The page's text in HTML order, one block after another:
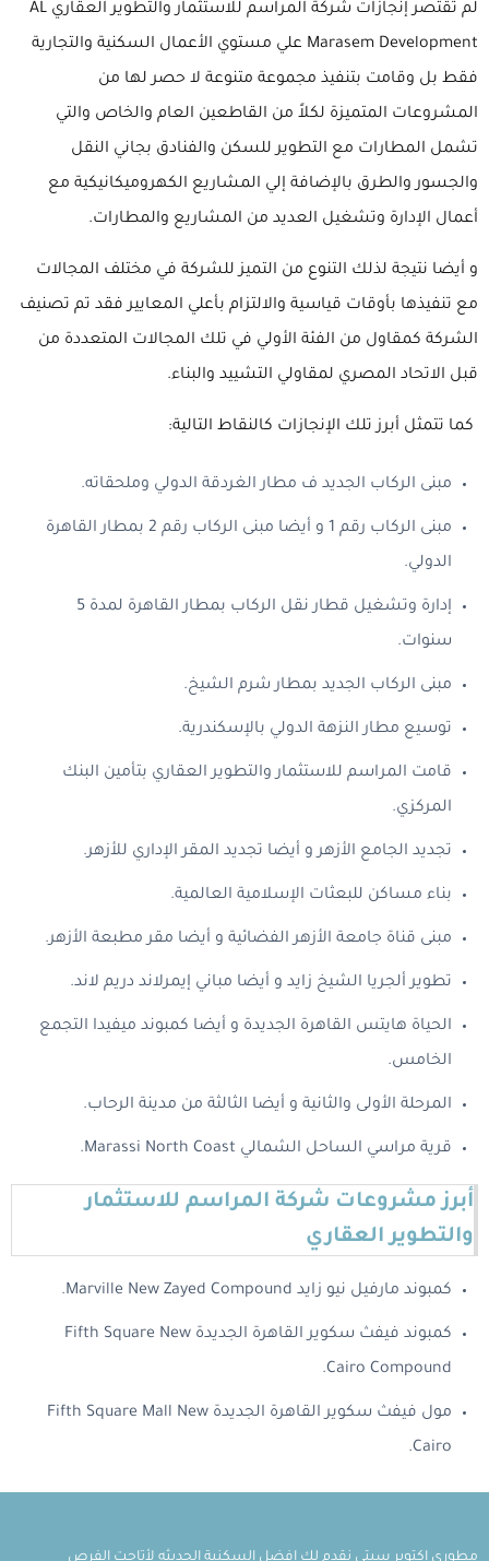
لم تقتصر إنجازات شركة المراسم للاستثمار والتطوير العقاري AL
Marasem Development علي مستوي الأعمال السكنية والتجارية
فقط بل وقامت بتنفيذ مجموعة متنوعة لا حصر لها من
المشروعات المتميزة لكلاً من القاطعين العام والخاص والتي
تشمل المطارات مع التطوير للسكن والفنادق بجاني النقل
والجسور والطرق بالإضافة إلي المشاريع الكهروميكانيكية مع
أعمال الإدارة وتشغيل العديد من المشاريع والمطارات.
و أيضا نتيجة لذلك التنوع من التميز للشركة في مختلف المجالات
مع تنفيذها بأوقات قياسية والالتزام بأعلي المعايير فقد تم تصنيف
الشركة كمقاول من الفئة الأولي في تلك المجالات المتعددة من
قبل الاتحاد المصري لمقاولي التشييد والبناء.
كما تتمثل أبرز تلك الإنجازات كالنقاط التالية:
مبنى الركاب الجديد ف مطار الغردقة الدولي وملحقاته.
مبنى الركاب رقم 1 و أيضا مبنى الركاب رقم 2 بمطار القاهرة
الدولي.
إدارة وتشغيل قطار نقل الركاب بمطار القاهرة لمدة 5
سنوات.
مبنى الركاب الجديد بمطار شرم الشيخ.
توسيع مطار النزهة الدولي بالإسكندرية.
قامت المراسم للاستثمار والتطوير العقاري بتأمين البنك
المركزي.
تجديد الجامع الأزهر و أيضا تجديد المقر الإداري للأزهر.
بناء مساكن للبعثات الإسلامية العالمية.
مبنى قناة جامعة الأزهر الفضائية و أيضا مقر مطبعة الأزهر.
تطوير ألجريا الشيخ زايد و أيضا مباني إيمرلاند دريم لاند.
الحياة هايتس القاهرة الجديدة و أيضا كمبوند ميفيدا التجمع
الخامس.
المرحلة الأولى والثانية و أيضا الثالثة من مدينة الرحاب.
قرية مراسي الساحل الشمالي Marassi North Coast.
أبرز مشروعات شركة المراسم للاستثمار
والتطوير العقاري
كمبوند مارفيل نيو زايد Marville New Zayed Compound.
كمبوند فيفث سكوير القاهرة الجديدة Fifth Square New
Cairo Compound.
مول فيفث سكوير القاهرة الجديدة Fifth Square Mall New
Cairo.
مطوري اكتوبر سيتي نقدم لك افضل السكنية الحديثه لأتاحت الفرص